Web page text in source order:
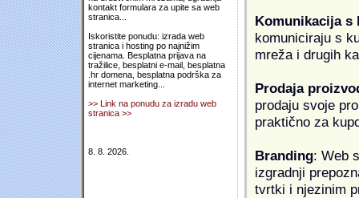
kontakt formulara za upite sa web
stranica...
Iskoristite ponudu: izrada web
stranica i hosting po najnižim
cijenama. Besplatna prijava na
tražilice, besplatni e-mail, besplatna
.hr domena, besplatna podrška za
internet marketing...
>> Link na ponudu za izradu web
stranica >>
8. 8. 2026.
Komunikacija s
komuniciraju s
mreža i drugih
Prodaja
prodaju svoje
praktično za
Branding: Web
izgradnji
tvrtki i njezinim